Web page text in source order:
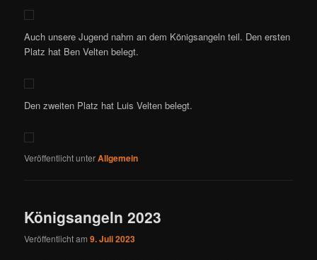
Auch unsere Jugend nahm an dem Königsangeln teil. Den ersten
Platz hat Ben Velten belegt.
Den zweiten Platz hat Luis Velten belegt.
Veröffentlicht unterAllgemein
Königsangeln 2023
Veröffentlicht am9. Juli 2023